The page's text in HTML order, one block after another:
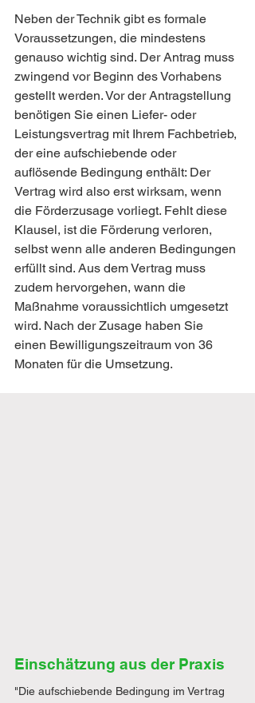
Neben der Technik gibt es formale
Voraussetzungen, die mindestens
genauso wichtig sind. Der Antrag muss
zwingend vor Beginn des Vorhabens
gestellt werden. Vor der Antragstellung
benötigen Sie einen Liefer- oder
Leistungsvertrag mit Ihrem Fachbetrieb,
der eine aufschiebende oder
auflösende Bedingung enthält: Der
Vertrag wird also erst wirksam, wenn
die Förderzusage vorliegt. Fehlt diese
Klausel, ist die Förderung verloren,
selbst wenn alle anderen Bedingungen
erfüllt sind. Aus dem Vertrag muss
zudem hervorgehen, wann die
Maßnahme voraussichtlich umgesetzt
wird. Nach der Zusage haben Sie
einen Bewilligungszeitraum von 36
Monaten für die Umsetzung.
Einschätzung aus der Praxis
"Die aufschiebende Bedingung im Vertrag